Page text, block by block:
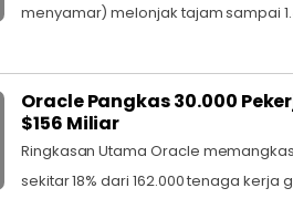
menyamar) melonjak tajam sampai
Oracle Pangkas 30.000
$156 Miliar
Ringkasan Utama Oracle
sekitar 18% dari 162.000 tenaga